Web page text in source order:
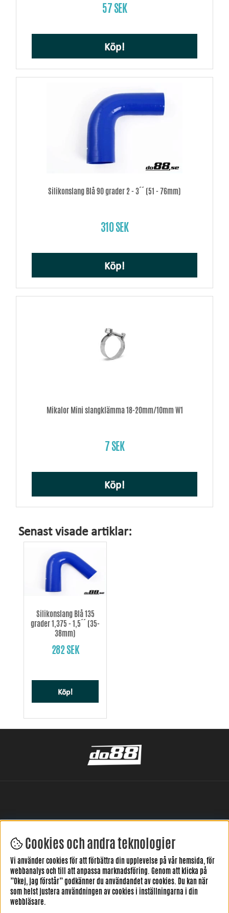
57 SEK
Köp!
Silikonslang Blå 90 grader 2 - 3´´ (51 - 76mm)
310 SEK
Köp!
Mikalor Mini slangklämma 18-20mm/10mm W1
7 SEK
Köp!
Senast visade artiklar:
Silikonslang Blå 135
grader 1,375 - 1,5´´ (35-
38mm)
282 SEK
Köp!
LÄMNA DIN RECENSION HÄR
Cookies och andra teknologier
Vi använder cookies för att förbättra din upplevelse på vår hemsida, för
webbanalys och till att anpassa marknadsföring. Genom att klicka på
”Okej, jag förstår” godkänner du användandet av cookies. Du kan när
som helst justera användningen av cookies i inställningarna i din
webbläsare.